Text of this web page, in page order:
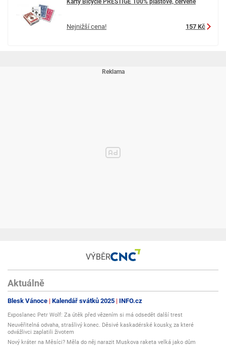
Karty Bicycle PRESTIGE 100% plastové, červené
Nejnižší cena! 157 Kč
VÝBĚR
Aktuálně
Blesk Vánoce Kalendář svátků 2025 INFO.cz
Exposlanec Petr Wolf: Za útěk před vězením si má odsedět další trest
Neuvěřitelná odvaha, strašlivý konec. Děsivé kaskadérské kousky, za které
odvážlivci zaplatili životem
Nový kráter na Měsíci? Měla do něj narazit Muskova raketa velká jako dům